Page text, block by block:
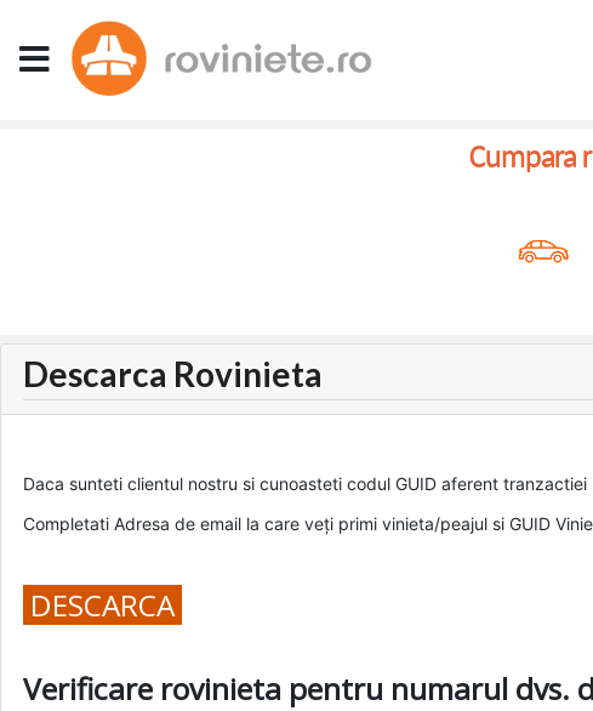
Cumpara
Descarca Rovinieta
Daca sunteti clientul nostru si cunoasteti codul GUID aferent
Completati Adresa de email la care veți primi vinieta/peajul si GUID
DESCARCA
Verificare rovinieta pentru numarul dvs.